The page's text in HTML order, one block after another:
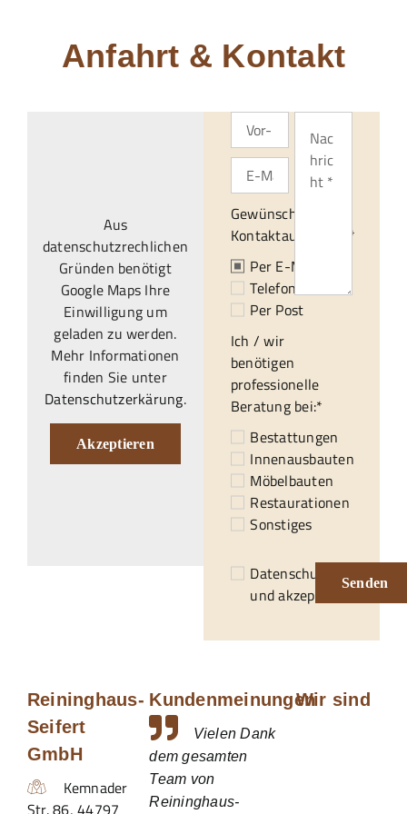
Anfahrt & Kontakt
Aus
datenschutzrechlichen
Gründen benötigt
Google Maps Ihre
Einwilligung um
geladen zu werden.
Mehr Informationen
finden Sie unter
Datenschutzerkärung.
Akzeptieren
Gewünschte
Kontaktaufnahme:*
Per E-Mail
Telefonisch
Per Post
Ich / wir
benötigen
professionelle
Beratung bei:*
Bestattungen
Innenausbauten
Möbelbauten
Restaurationen
Sonstiges
Datenschutzerklärung
und akzeptiert.*
Senden
Reininghaus-
Seifert
GmbH
Kemnader
Str. 86,44797
Kundenmeinungen
Vielen Dank
dem gesamten
Team von
Reininghaus-
Wir sind